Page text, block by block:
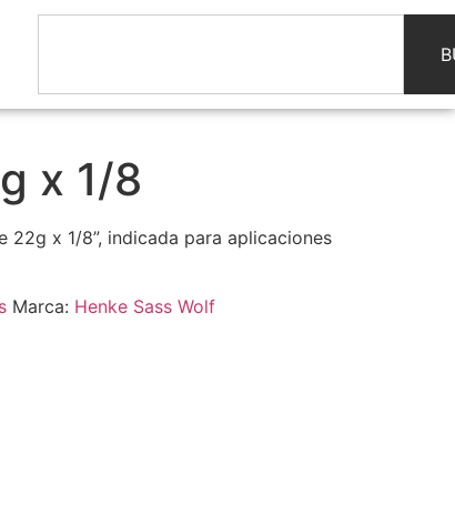
x 1/8
22g x 1/8”, indicada para aplicaciones
Marca: Henke Sass Wolf